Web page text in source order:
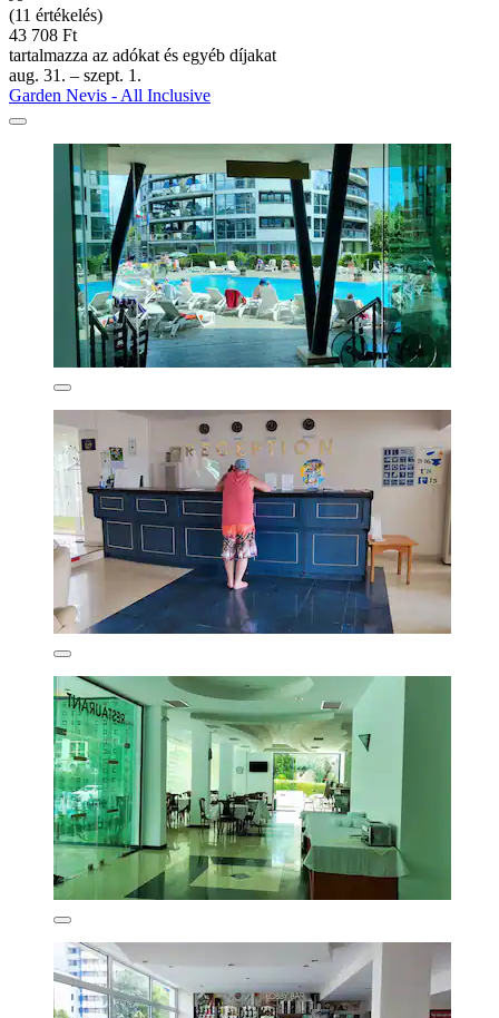
(11 értékelés)
43 708 Ft
tartalmazza az adókat és egyéb díjakat
aug. 31. – szept. 1.
Garden Nevis - All Inclusive